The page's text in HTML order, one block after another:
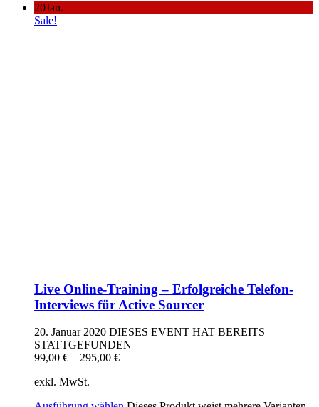
20Jan.
Sale!
Live Online-Training – Erfolgreiche Telefon-
Interviews für Active Sourcer
20. Januar 2020 DIESES EVENT HAT BEREITS
STATTGEFUNDEN
99,00 € – 295,00 €
exkl. MwSt.